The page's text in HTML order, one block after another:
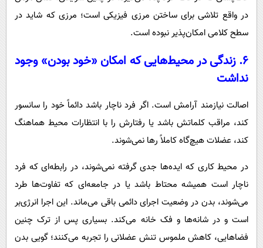
در واقع تلاشی برای ساختن مرزی فیزیکی است؛ مرزی که شاید در
سطح کلامی امکان‌پذیر نبوده است.
۶. زندگی در محیط‌هایی که امکان «خود بودن» وجود
نداشت
اصالت نیازمند آرامش است. اگر فرد ناچار باشد دائماً خود را سانسور
کند، مراقب کلماتش باشد یا رفتارش را با انتظارات محیط هماهنگ
کند، عضلات هیچ‌گاه کاملاً رها نمی‌شوند.
در محیط کاری که ایده‌ها جدی گرفته نمی‌شوند، در رابطه‌ای که فرد
ناچار است همیشه محتاط باشد یا در جامعه‌ای که تفاوت‌ها طرد
می‌شوند، بدن در وضعیت اجرای دائمی باقی می‌ماند. این اجرا انرژی‌بر
است و در شانه‌ها و فک خانه می‌کند. بسیاری پس از ترک چنین
فضاهایی، کاهش ملموس تنش عضلانی را تجربه می‌کنند؛ گویی بدن